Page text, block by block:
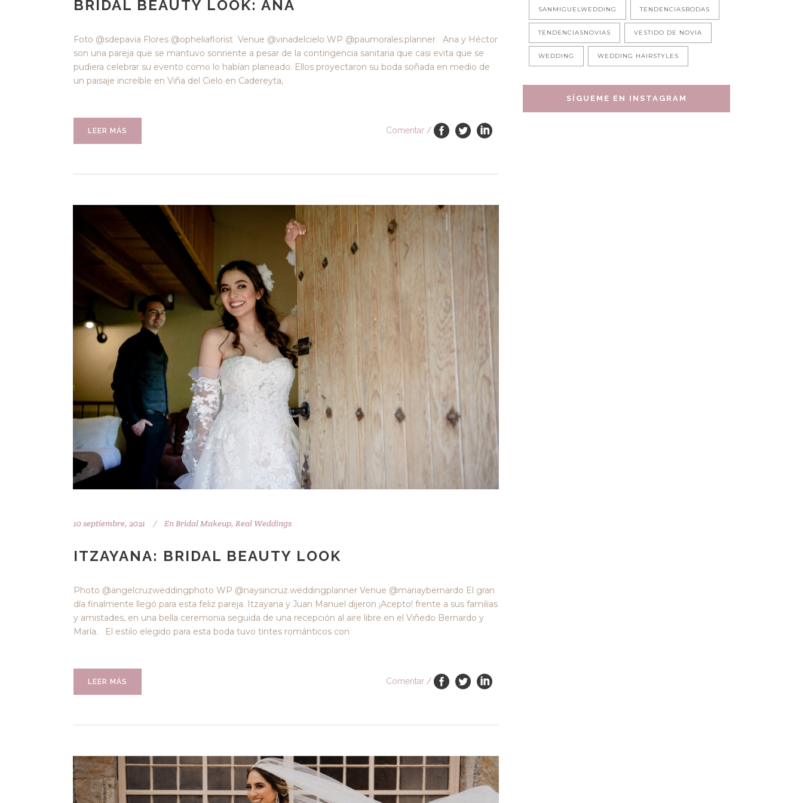
BRIDAL BEAUTY LOOK: ANA
Foto @sdepavia Flores @opheliaflorist Venue @vinadelcielo WP @paumorales.planner Ana y Héctor
son una pareja que se mantuvo sonriente a pesar de la contingencia sanitaria que casi evita que se
pudiera celebrar su evento como lo habían planeado. Ellos proyectaron su boda soñada en medio de
un paisaje increíble en Viña del Cielo en Cadereyta,
LEER MÁS Comentar /
10 septiembre, 2021 En Bridal Makeup, Real Weddings
ITZAYANA: BRIDAL BEAUTY LOOK
Photo @angelcruzweddingphoto WP @naysincruz.weddingplanner Venue @mariaybernardo El gran
día finalmente llegó para esta feliz pareja. Itzayana y Juan Manuel dijeron ¡Acepto! frente a sus familias
y amistades, en una bella ceremonia seguida de una recepción al aire libre en el Viñedo Bernardo y
María. El estilo elegido para esta boda tuvo tintes románticos con
LEER MÁS Comentar /
SANMIGUELWEDDING TENDENCIASBODAS
TENDENCIASNOVIAS VESTIDO DE NOVIA
WEDDING WEDDING HAIRSTYLES
SÍGUEME EN INSTAGRAM